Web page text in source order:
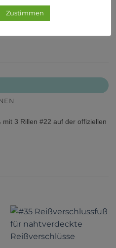
3 Rillen #22 auf der offiziellen
Zustimmen